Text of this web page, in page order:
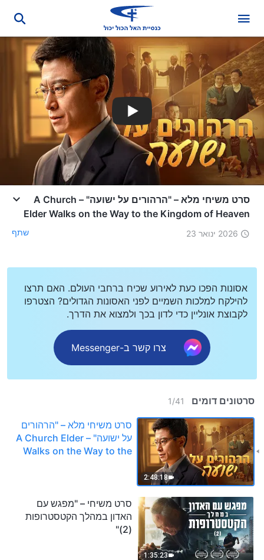
סרט משיחי מלא – "הרהורים על ישועה" – A Church
Elder Walks on the Way to the Kingdom of Heaven
2026 ינואר 23 שתף
אסונות הפכו כעת לאירוע שכיח ברחבי העולם. האם תרצו
להילקח למלכות השמיים לפני האסונות הגדולים? הצטרפו
לקבוצת אונליין כדי לדון בכך ולמצוא את הדרך.
צרו קשר ב-Messenger
סרטונים דומים 1/41
2:48:18
סרט משיחי מלא – "הרהורים
על ישועה" – A Church Elder
Walks on the Way to the
1:35:23
סרט משיחי – "מפגש עם
האדון במהלך הקטסטרופות
(2)"